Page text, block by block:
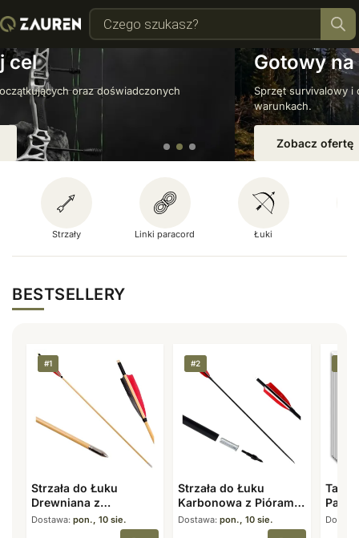
Gotowy na każdą przygodę?
Sprzęt survivalowy i outdoorowy, który sprawdzi się w każdych
warunkach.
Zobacz ofertę
Strzały Linki paracord Łuki
BESTSELLERY
#1
Strzała do Łuku
Drewniana z
Naturalnymi Piórami 8
Dostawa: pon., 10 sie.
#2
Strzała do Łuku
Karbonowa z Piórami
7,8 mm 31,5″ Spine
Dostawa:pon., 10 sie.